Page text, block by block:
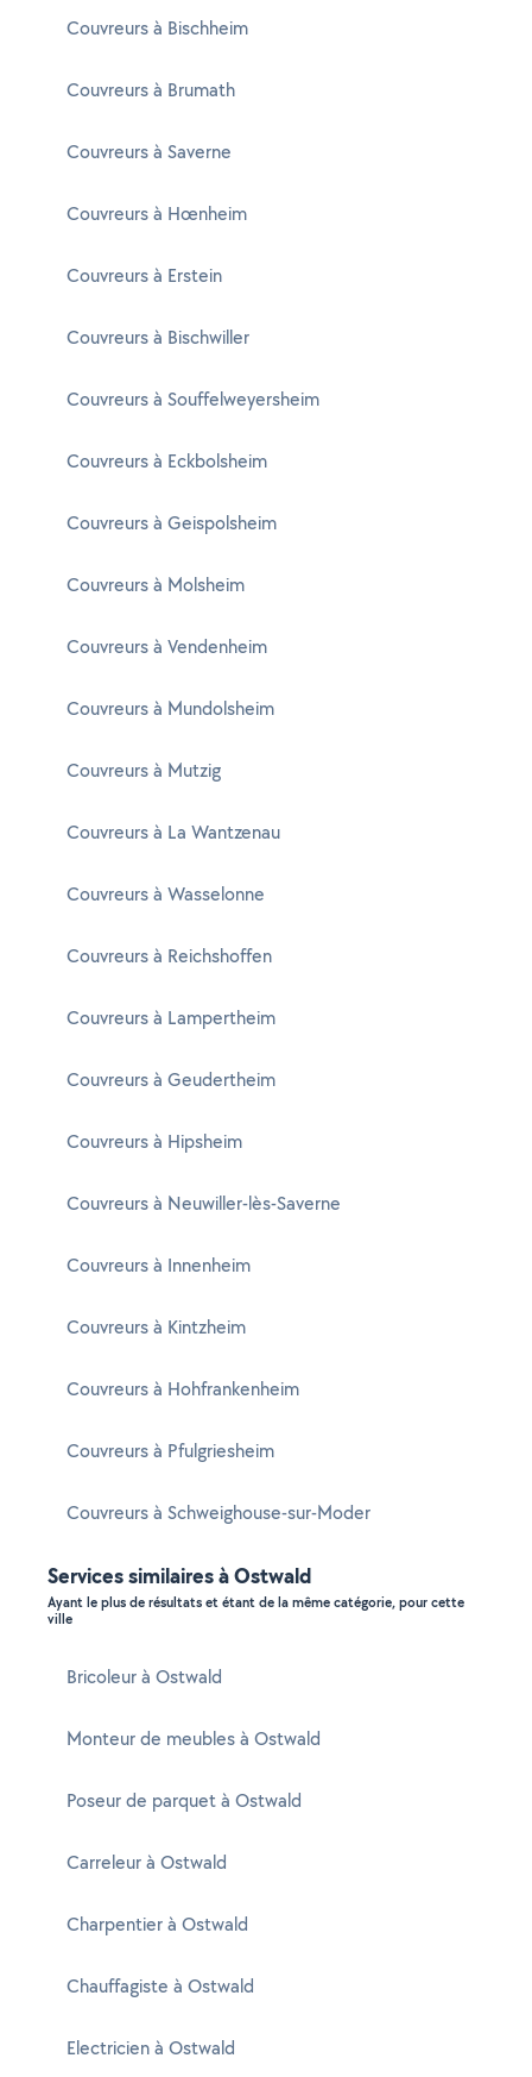
Couvreurs à Bischheim
Couvreurs à Brumath
Couvreurs à Saverne
Couvreurs à Hœnheim
Couvreurs à Erstein
Couvreurs à Bischwiller
Couvreurs à Souffelweyersheim
Couvreurs à Eckbolsheim
Couvreurs à Geispolsheim
Couvreurs à Molsheim
Couvreurs à Vendenheim
Couvreurs à Mundolsheim
Couvreurs à Mutzig
Couvreurs à La Wantzenau
Couvreurs à Wasselonne
Couvreurs à Reichshoffen
Couvreurs à Lampertheim
Couvreurs à Geudertheim
Couvreurs à Hipsheim
Couvreurs à Neuwiller-lès-Saverne
Couvreurs à Innenheim
Couvreurs à Kintzheim
Couvreurs à Hohfrankenheim
Couvreurs à Pfulgriesheim
Couvreurs à Schweighouse-sur-Moder
Services similaires à Ostwald
Ayant le plus de résultats et étant de la même catégorie, pour cette
ville
Bricoleur à Ostwald
Monteur de meubles à Ostwald
Poseur de parquet à Ostwald
Carreleur à Ostwald
Charpentier à Ostwald
Chauffagiste à Ostwald
Electricien à Ostwald